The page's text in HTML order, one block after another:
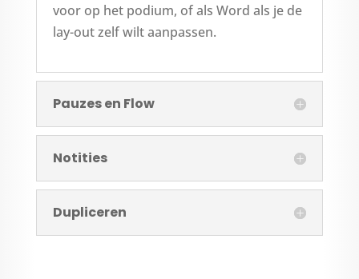
voor op het podium, of als Word als je de
lay-out zelf wilt aanpassen.
Pauzes en Flow
Notities
Dupliceren